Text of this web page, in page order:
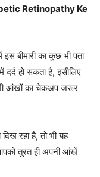
Retinopathy Ke
बीमारी का कुछ भी पता
हो सकता है, इसीलिए
आंखों का चेकअप जरूर
रहा है, तो भी यह
आपको तुरंत ही अपनी आंखें